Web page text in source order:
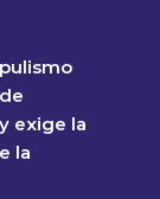
exige la
la